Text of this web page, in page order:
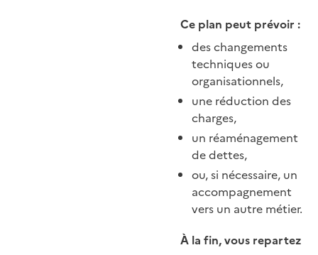
Ce plan peut prévoir :
des changements
techniques ou
organisationnels,
une réduction des
charges,
un réaménagement
de dettes,
ou, si nécessaire, un
accompagnement
vers un autre métier.
À la fin, vous repartez